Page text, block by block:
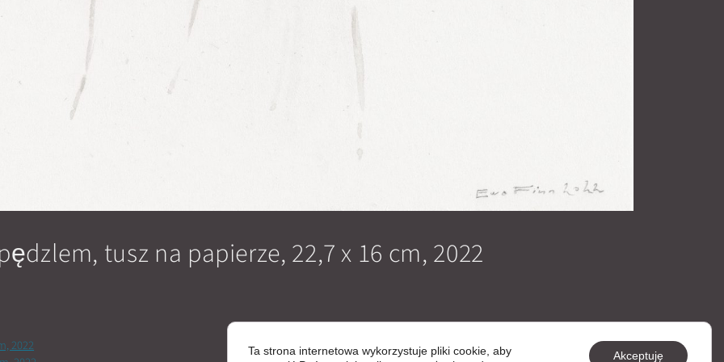
tusz na papierze, 22,7 x 16 cm, 2022
2022
Ta strona internetowa wykorzystuje pliki cookie, aby
Akceptuję